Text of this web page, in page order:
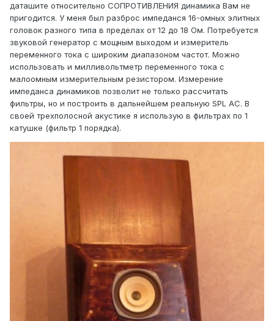
даташите относительно СОПРОТИВЛЕНИЯ динамика Вам не
пригодится. У меня был разброс импеданся 16-омных элитных
головок разного типа в пределах от 12 до 18 Ом. Потребуется
звуковой генератор с мощным выходом и измеритель
переменного тока с широким диапазоном частот. Можно
использовать и милливольтметр переменного тока с
малоомным измерительным резистором. Измерение
импеданса динамиков позволит не только рассчитать
фильтры, но и построить в дальнейшем реальную SPL АС. В
своей трехполосной акустике я использую в фильтрах по 1
катушке (фильтр 1 порядка).